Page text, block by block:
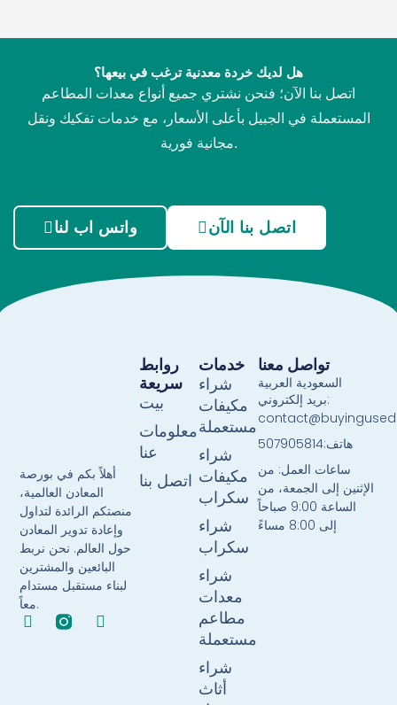
هل لديك خردة معدنية ترغب في بيعها؟
اتصل بنا الآن؛ فنحن نشتري جميع أنواع معدات المطاعم
المستعملة في الجبيل بأعلى الأسعار، مع خدمات تفكيك ونقل
مجانية فورية.
واتس اب لنا اتصل بنا الآن
أهلاً بكم في بورصة
المعادن العالمية،
منصتكم الرائدة لتداول
وإعادة تدوير المعادن
حول العالم. نحن نربط
البائعين والمشترين
لبناء مستقبل مستدام
معاً.
F
T
خدمات
شراء
مكيفات
مستعملة
شراء
مكيفات
سكراب
شراء
سكراب
شراء
معدات
مطاعم
مستعملة
شراء
أثاث
روابط
سريعة
بيت
معلومات
عنا
اتصل بنا
تواصل معنا
السعودية العربية
بريد إلكتروني:
هاتف:507905814
ساعات العمل: من
الإثنين إلى الجمعة، من
الساعة 9:00 صباحاً
إلى 8:00 مساءً